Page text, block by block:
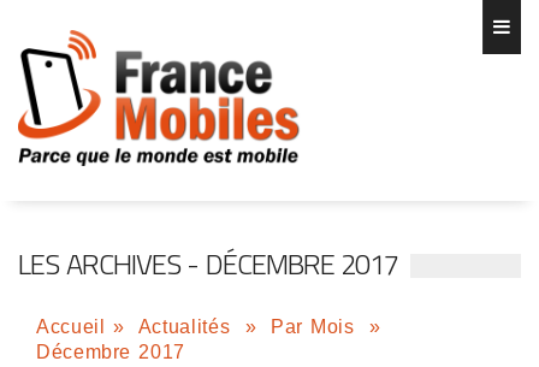
LES ARCHIVES - DÉCEMBRE 2017
Accueil » Actualités » Par Mois
»
Décembre 2017